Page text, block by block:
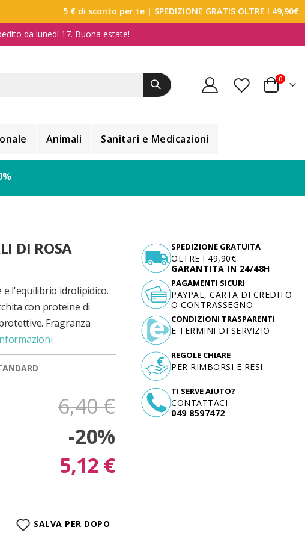
5 € di sconto per te | SPEDIZIONE GRATIS OLTRE I 49,90€
da lunedì 17. Buona estate!
Carrello
0
Animali Sanitari e Medicazioni
DI ROSA
l'equilibrio idrolipidico.
con proteine di
Fragranza
6,40 €
-20%
5,12 €
SALVA PER DOPO
SPEDIZIONE GRATUITA
OLTRE I 49,90€
GARANTITA IN 24/48H
TI SERVE AIUTO?
CONTATTACI
049 8597472
PAGAMENTI SICURI
PAYPAL, CARTA DI CREDITO
O CONTRASSEGNO
CONDIZIONI TRASPARENTI
E TERMINI DI SERVIZIO
REGOLE CHIARE
PER RIMBORSI E RESI